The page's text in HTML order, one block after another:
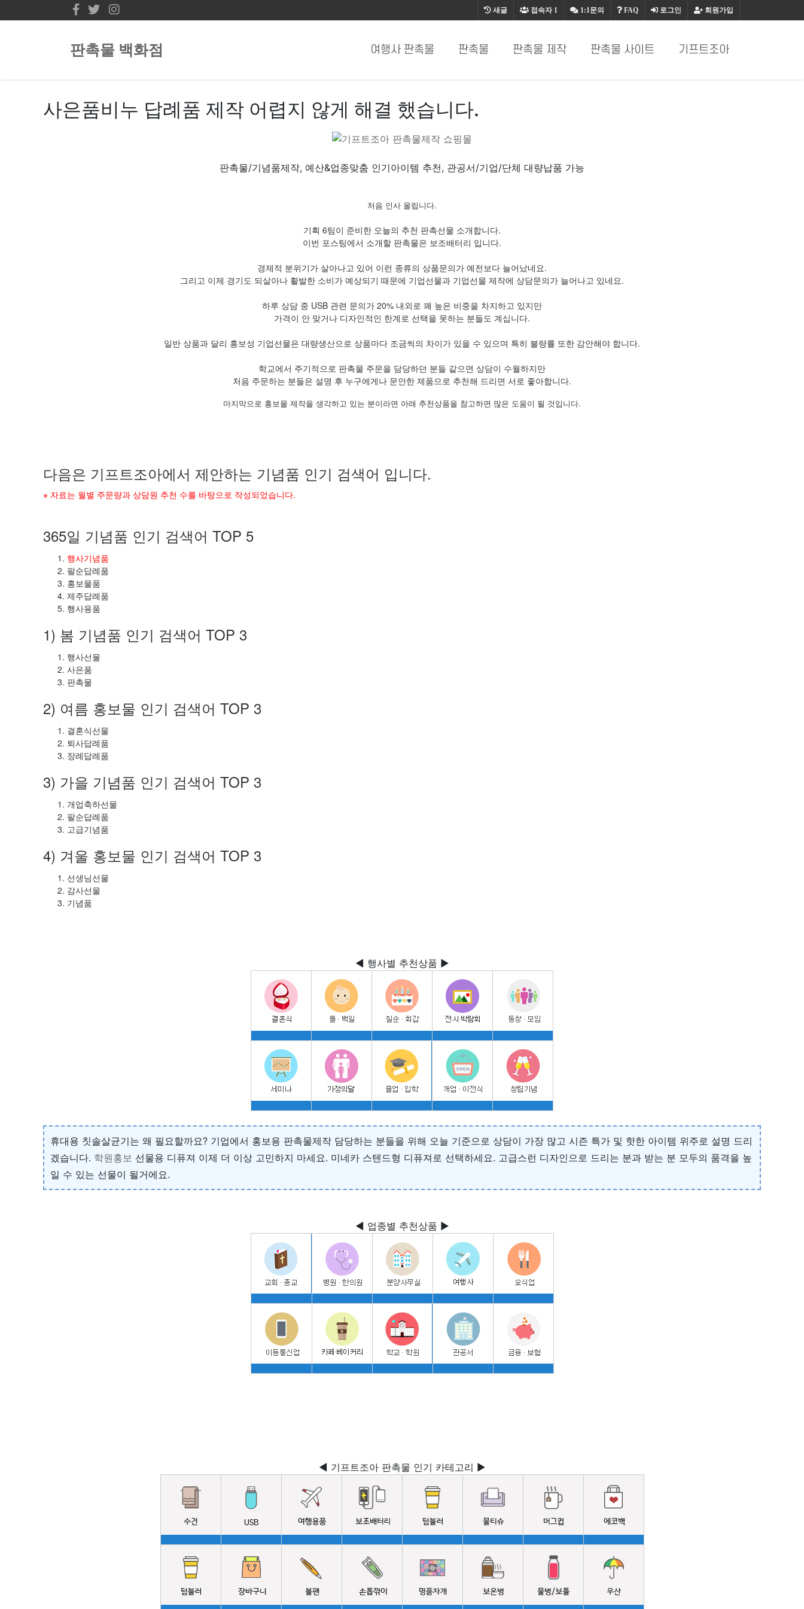
회원가입
로그인
FAQ
1:1문의
접속자1
새글
판촉물 백화점 여행사 판촉물 판촉물 판촉물 제작 판촉물 사이트 기프트조아
사은품비누 답례품 제작 어렵지 않게 해결 했습니다.
판촉물/기념품제작, 예산&업종맞춤 인기아이템 추천, 관공서/기업/단체 대량납품 가능
처음 인사 올립니다.
기획 6팀이 준비한 오늘의 추천 판촉선물 소개합니다.
이번 포스팅에서 소개할 판촉물은 보조배터리 입니다.
경제적 분위기가 살아나고 있어 이런 종류의 상품문의가 예전보다 늘어났네요.
그리고 이제 경기도 되살아나 활발한 소비가 예상되기 때문에 기업선물과 기업선물 제작에 상담문의가 늘어나고 있네요.
하루 상담 중 USB 관련 문의가 20% 내외로 꽤 높은 비중을 차지하고 있지만
가격이 안 맞거나 디자인적인 한계로 선택을 못하는 분들도 계십니다.
일반 상품과 달리 홍보성 기업선물은 대량생산으로 상품마다 조금씩의 차이가 있을 수 있으며 특히 불량률 또한 감안해야 합니다.
학교에서 주기적으로 판촉물 주문을 담당하던 분들 같으면 상담이 수월하지만
처음 주문하는 분들은 설명 후 누구에게나 문안한 제품으로 추천해 드리면 서로 좋아합니다.
마지막으로 홍보물 제작을 생각하고 있는 분이라면 아래 추천상품을 참고하면 많은 도움이 될 것입니다.
다음은 기프트조아에서 제안하는 기념품 인기 검색어 입니다.
※ 자료는 월별 주문량과 상담원 추천 수를 바탕으로 작성되었습니다.
365일 기념품 인기 검색어 TOP 5
행사기념품
팔순답례품
홍보물품
제주답례품
행사용품
1) 봄 기념품 인기 검색어 TOP 3
행사선물
사은품
판촉물
2) 여름 홍보물 인기 검색어 TOP 3
결혼식선물
퇴사답례품
장례답례품
3) 가을 기념품 인기 검색어 TOP 3
개업축하선물
팔순답례품
고급기념품
4) 겨울 홍보물 인기 검색어 TOP 3
선생님선물
감사선물
기념품
◀ 행사별 추천상품 ▶
휴대용 칫솔살균기는 왜 필요할까요? 기업에서 홍보용 판촉물제작 담당하는 분들을 위해 오늘 기준으로 상담이 가장 많고 시즌 특가 및 핫한 아이템 위주로 설명 드리
겠습니다. 학원홍보 선물용 디퓨져 이제 더 이상 고민하지 마세요. 미네카 스텐드형 디퓨져로 선택하세요. 고급스런 디자인으로 드리는 분과 받는 분 모두의 품격을 높
일 수 있는 선물이 될거에요.
◀ 업종별 추천상품 ▶
◀ 기프트조아 판촉물 인기 카테고리 ▶